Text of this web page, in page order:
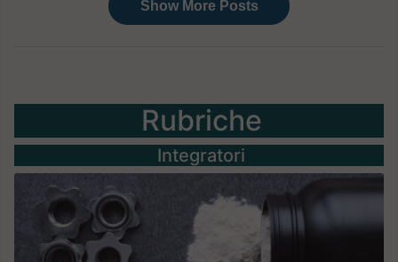
Rubriche
Integratori